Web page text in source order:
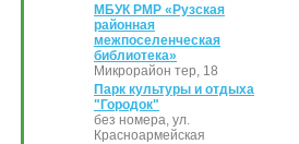
МБУК РМР «Рузская
районная
межпоселенческая
библиотека»
Микрорайон тер, 18
Парк культуры и отдыха
"Городок"
без номера, ул.
Красноармейская